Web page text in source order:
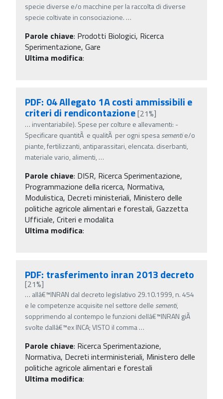
specie diverse e/o macchine per la raccolta di diverse
specie coltivate in consociazione. …
Parole chiave: Prodotti Biologici, Ricerca
Sperimentazione, Gare
Ultima modifica:
PDF: 04 Allegato 1A costi ammissibili e
criteri di rendicontazione[21%]
… inventariabile). Spese per colture e allevamenti: -
Specificare quantitÃ e qualitÃ per ogni spesasementie/o
piante, fertilizzanti, antiparassitari, elencata. diserbanti,
materiale vario, alimenti, …
Parole chiave: DISR, Ricerca Sperimentazione,
Programmazione della ricerca, Normativa,
Modulistica, Decreti ministeriali, Ministero delle
politiche agricole alimentari e forestali, Gazzetta
Ufficiale, Criteri e modalita
Ultima modifica:
PDF: trasferimento inran 2013 decreto
[21%]
… allâ€™INRAN dal decreto legislativo 29.10.1999, n. 454
e le competenze acquisite nel settore delle sementi,
sopprimendo al contempo le funzioni dellâ€™INRAN giÃ
svolte dallâ€™ex INCA; VISTO il comma…
Parole chiave: Ricerca Sperimentazione,
Normativa, Decreti interministeriali, Ministero delle
politiche agricole alimentari e forestali
Ultima modifica: